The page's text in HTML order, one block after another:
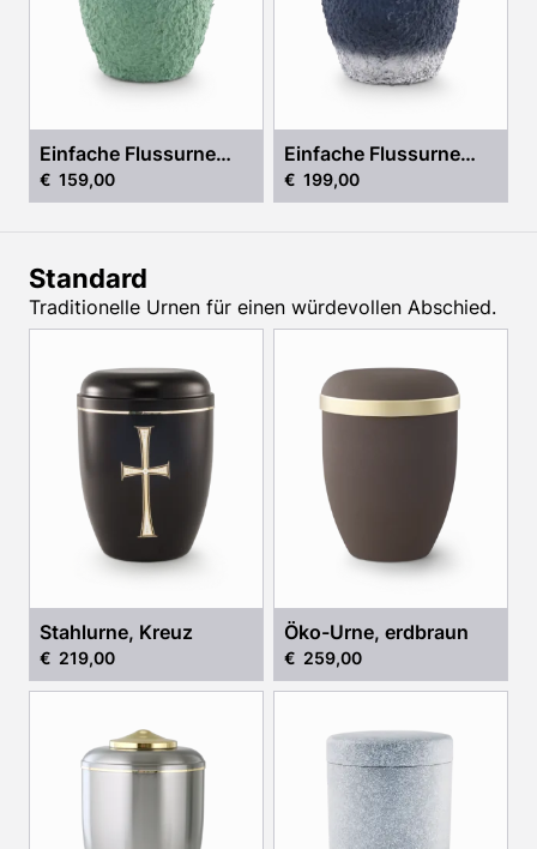
Einfache Flussurne
„Grün“
€ 159,00
Einfache Flussurne
„Blau“
€ 199,00
Standard
Traditionelle Urnen für einen würdevollen Abschied.
Stahlurne, Kreuz
€ 219,00
Öko-Urne, erdbraun
€ 259,00